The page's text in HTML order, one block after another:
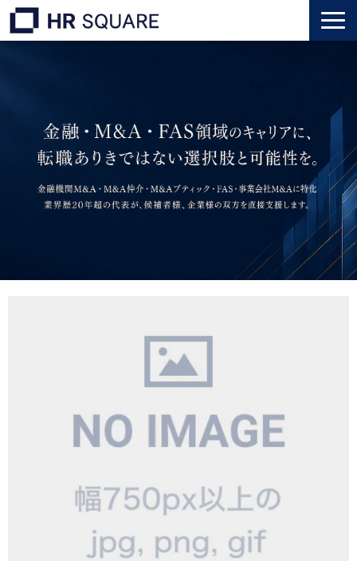
人材業界転職
インタビュー